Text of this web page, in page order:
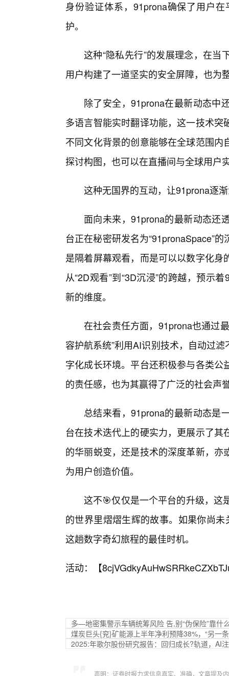
身份验证体系，91prona确保了用户
护。
这种“隐私先行”的发展理念，在
用户构建了一道坚实的安全屏障，也为
除了安全，91prona在最新动态中
多语言智能实时翻译功能，这一技术
不同文化背景的创意能够在全球范围
探讨构图，也可以在直播间与全球用户
这种无国界的互动，让91prona逐
面向未来，91prona的最新动态还
台正在秘密研发名为“91pronaSpace”
是隔着屏幕观看，而是可以以数字化
从“2D观看”到“3D沉浸”的跨越，预示
新的维度。
在社会责任方面，91prona也通过
容护航系统”利用AI识别技术，自动过
字化成长环境。平台还积极参与各类
的责任感，也为其赢得了广泛的社会声
总结来看，91prona的最新动态是
台在技术迭代上的硬实力，更展示了
的华丽蜕变，还是技术的深度革新，
为用户创造价值。
这不🎯仅仅是一个平台的升级，这
的世界里熠熠生辉的故事。如果你尚
这趟数字奇幻旅程的最佳时机。
活动：【
多—地密集警示车辆统筹风险 告,别“伪保险”靠什
煤炭巨头{兖}矿能源上半年净利预降38%，“另一
2025:年歌尔股份研究报告：回归成长?轨道，AI
声明：证券时报力求信息真实、准确，文章提及